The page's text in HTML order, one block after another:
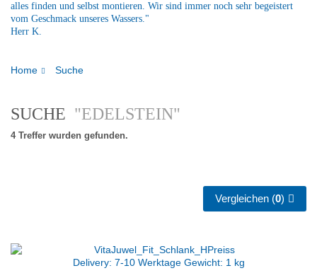
alles finden und selbst montieren. Wir sind immer noch sehr begeistert
vom Geschmack unseres Wassers."
Herr K.
Home Suche
SUCHE "EDELSTEIN"
4 Treffer wurden gefunden.
Vergleichen (0)
Delivery: 7-10 Werktage Gewicht: 1 kg